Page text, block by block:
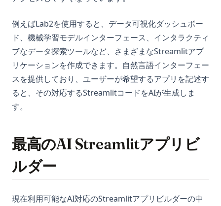
例えばLab2を使用すると、データ可視化ダッシュボー
ド、機械学習モデルインターフェース、インタラクティ
ブなデータ探索ツールなど、さまざまなStreamlitアプ
リケーションを作成できます。自然言語インターフェー
スを提供しており、ユーザーが希望するアプリを記述す
ると、その対応するStreamlitコードをAIが生成しま
す。
最高のAI Streamlitアプリビ
ルダー
現在利用可能なAI対応のStreamlitアプリビルダーの中